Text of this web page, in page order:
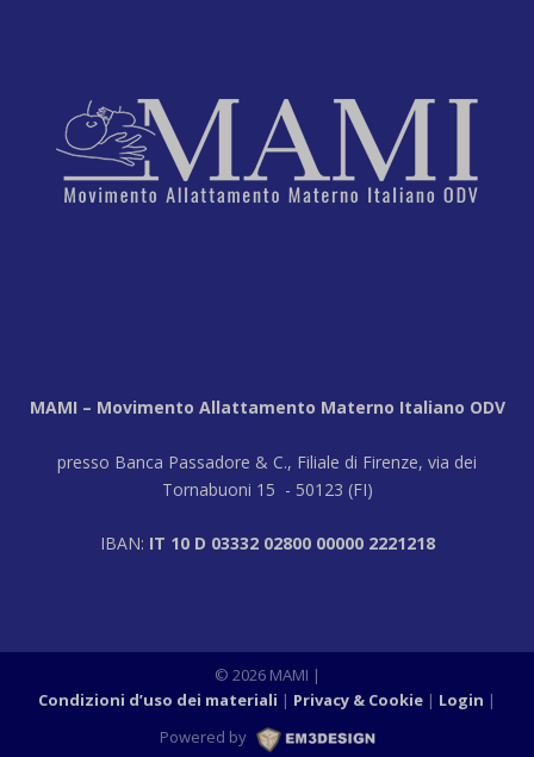
MAMI – Movimento Allattamento Materno Italiano ODV
presso Banca Passadore & C., Filiale di Firenze, via dei
Tornabuoni 15 - 50123 (FI)
IBAN: IT 10 D 03332 02800 00000 2221218
© 2026 MAMI |
Condizioni d’uso dei materiali
Privacy & Cookie Login |
Powered by